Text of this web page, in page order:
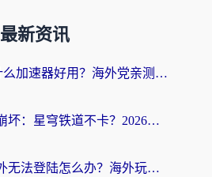
最新资讯
玩奇迹MU什么加速器好用？海外党亲测：这款加速器让你告别延迟卡顿！
欧洲怎么玩崩坏：星穹铁道不卡？2026海外玩家国服游戏加速器终极攻略
战地无疆国外无法登陆怎么办？海外玩家国服畅玩终极指南（附欧服魔兽EVE加速方案）